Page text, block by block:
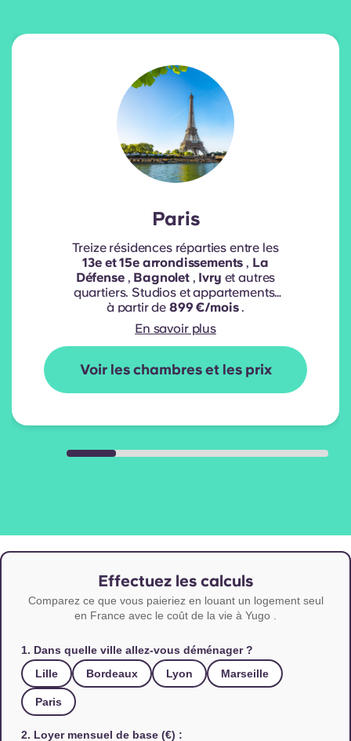
Paris
Treize résidences réparties entre les
13e et 15e arrondissements , La
Défense, Bagnolet, Ivry et autres
quartiers. Studios et appartements.
à partir de 899 €/mois.
En savoir plus
Voir les chambres et les prix
Effectuez les calculs
Comparez ce que vous paieriez en louant un logement seul
en France avec le coût de la vie à Yugo .
1. Dans quelle ville allez-vous déménager ?
Lille
Bordeaux Lyon Marseille
Paris
2. Loyer mensuel de base (€) :